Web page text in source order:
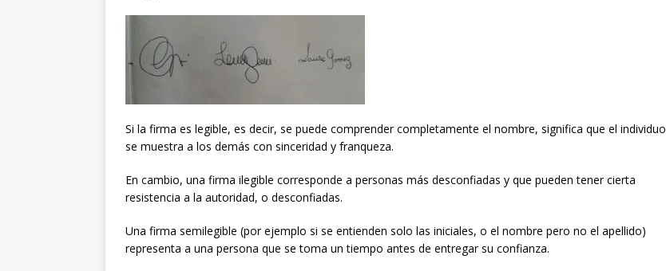
Si la firma es legible, es decir, se puede comprender completamente el nombre, significa que el individuo
se muestra a los demás con sinceridad y franqueza.
En cambio, una firma ilegible corresponde a personas más desconfiadas y que pueden tener cierta
resistencia a la autoridad, o desconfiadas.
Una firma semilegible (por ejemplo si se entienden solo las iniciales, o el nombre pero no el apellido)
representa a una persona que se toma un tiempo antes de entregar su confianza.